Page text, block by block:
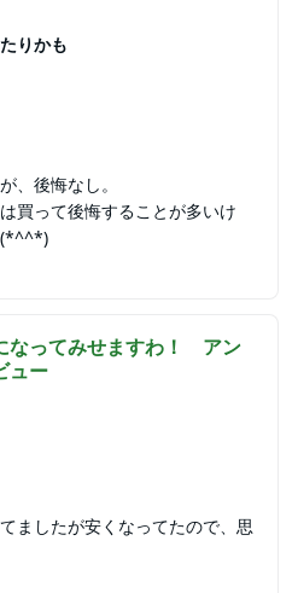
りかも
、後悔なし。
買って後悔することが多いけ
(*^^*)
なってみせますわ！ アン
ュー
ましたが安くなってたので、思